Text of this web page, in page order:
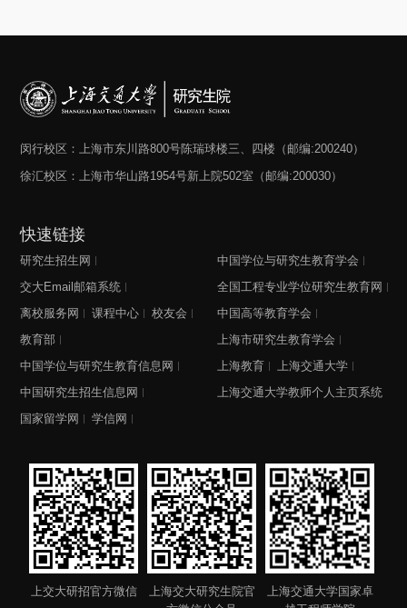
闵行校区：上海市东川路800号陈瑞球楼三、四楼（邮编:200240）
徐汇校区：上海市华山路1954号新上院502室（邮编:200030）
快速链接
研究生招生网
交大Email邮箱系统
离校服务网
课程中心
校友会
教育部
中国学位与研究生教育信息网
中国研究生招生信息网
国家留学网
学信网
中国学位与研究生教育学会
全国工程专业学位研究生教育网
中国高等教育学会
上海市研究生教育学会
上海教育
上海交通大学
上海交通大学教师个人主页系统
上交大研招官方微信
上海交大研究生院官
上海交通大学国家卓